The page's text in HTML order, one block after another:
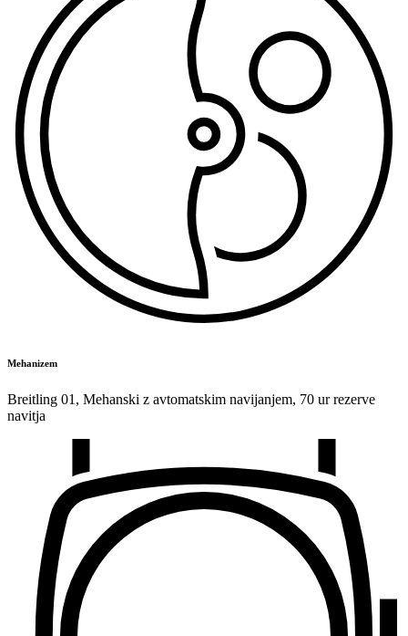
Mehanizem
Breitling 01 , Mehanski z avtomatskim navijanjem, 70 ur rezerve
navitja